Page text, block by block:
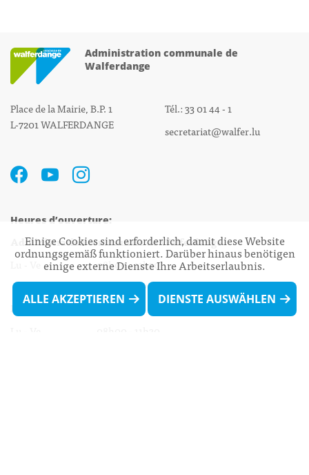
Administration communale de
Walferdange
Place de la Mairie, B.P. 1
L-7201 WALFERDANGE
Tél.: 33 01 44 - 1
secretariat@walfer.lu
Heures d’ouverture:
Administration communale de Walferdange
Lu - Ve 08h00 - 11h30
13h30 - 16h00
Biergercenter
Einige Cookies sind erforderlich, damit diese Website
ordnungsgemäß funktioniert. Darüber hinaus benötigen
einige externe Dienste Ihre Arbeitserlaubnis.
ALLE AKZEPTIEREN DIENSTE AUSWÄHLEN